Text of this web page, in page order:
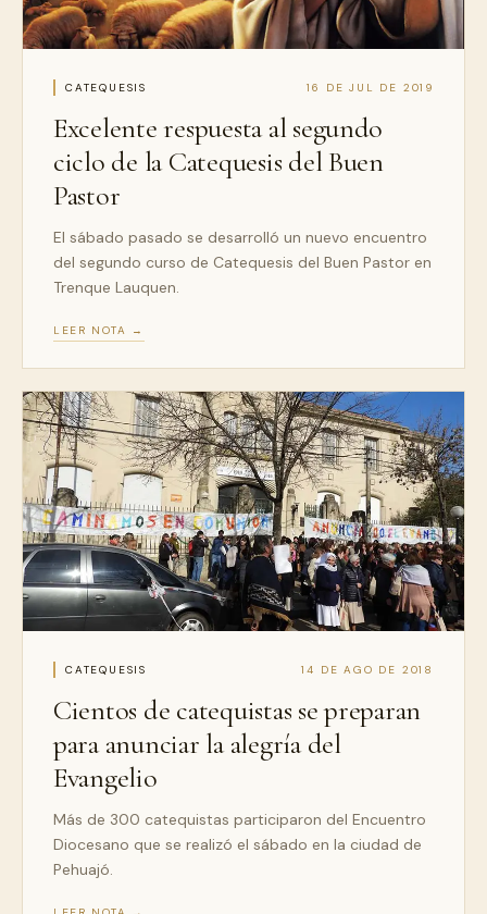
CATEQUESIS 16 DE JUL DE 2019
Excelente respuesta al segundo
ciclo de la Catequesis del Buen
Pastor
El sábado pasado se desarrolló un nuevo encuentro
del segundo curso de Catequesis del Buen Pastor en
Trenque Lauquen.
LEER NOTA →
CATEQUESIS 14 DE AGO DE 2018
Cientos de catequistas se preparan
para anunciar la alegría del
Evangelio
Más de 300 catequistas participaron del Encuentro
Diocesano que se realizó el sábado en la ciudad de
Pehuajó.